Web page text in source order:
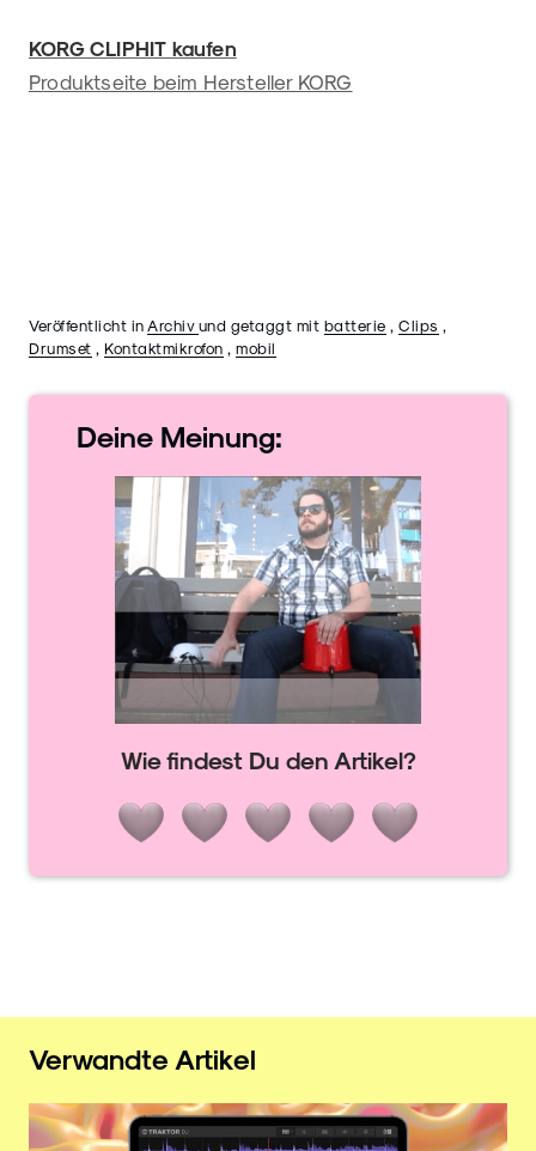
KORG CLIPHIT kaufen
Produktseite beim Hersteller KORG
Veröffentlicht in Archiv und getaggt mit batterie , Clips ,
Drumset , Kontaktmikrofon , mobil
Deine Meinung:
Wie findest Du den Artikel?
Verwandte Artikel